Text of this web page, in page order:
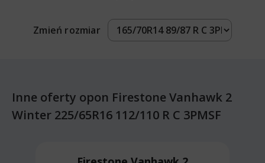
Zmień rozmiar
Inne oferty opon Firestone Vanhawk 2
Winter 225/65R16 112/110 R C 3PMSF